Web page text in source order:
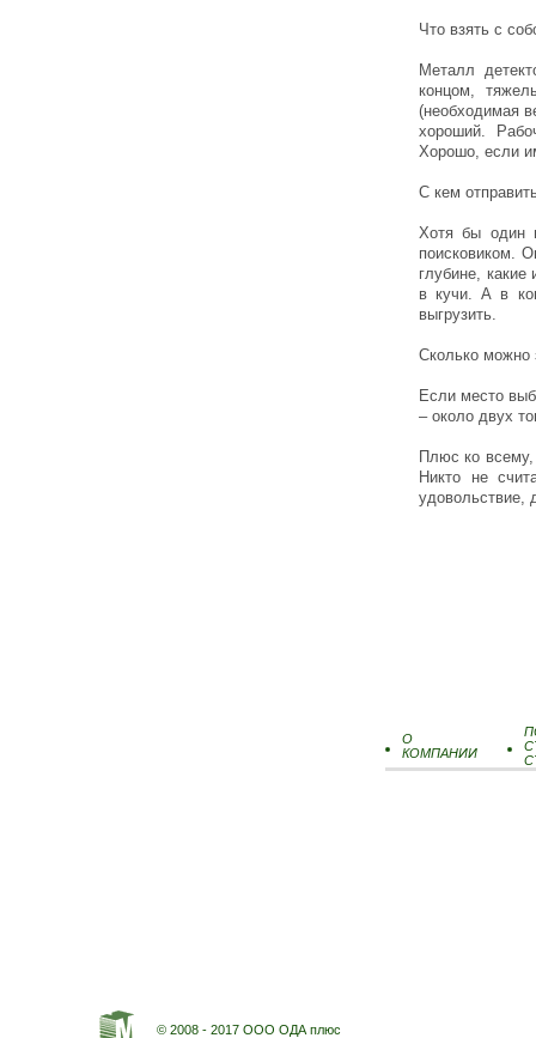
© 2008 - 2017 ООО ОДА плюс
Что взять с
Металл
концом,
(необходимая
хороший.
Хорошо, если
С кем
Хотя бы один
поисковиком.
глубине,
в кучи. А в
выгрузить.
Сколько можно
Если место
– около двух
Плюс ко всему,
Никто не
удовольствие,
О
КОМПАНИИ